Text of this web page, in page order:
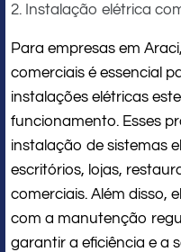
2. Instalação elétrica
Para empresas em
comerciais é essencial
instalações elétricas
funcionamento. Esses
instalação de sistemas
escritórios, lojas,
comerciais. Além disso,
com a manutenção
garantir a eficiência e a